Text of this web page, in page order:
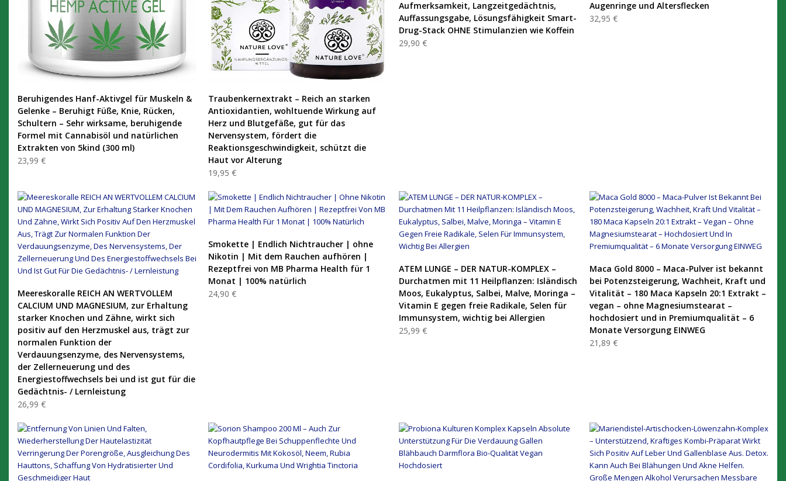
PRODUKT KAUFEN
Beruhigendes Hanf-Aktivgel für Muskeln &
Gelenke – Beruhigt Füße, Knie, Rücken,
Schultern – Sehr wirksame, beruhigende
Formel mit Cannabisöl und natürlichen
Extrakten von 5kind (300 ml)
23,99 €
PRODUKT KAUFEN
Traubenkernextrakt – Reich an starken
Antioxidantien, wohltuende Wirkung auf
Herz und Blutgefäße, gut für das
Nervensystem, fördert die
Reaktionsgeschwindigkeit, schützt die
Haut vor Alterung
19,95 €
Aufmerksamkeit, Langzeitgedächtnis,
Auffassungsgabe, Lösungsfähigkeit Smart-
Drug-Stack OHNE Stimulanzien wie Koffein
29,90 €
Augenringe und Altersflecken
32,95 €
PRODUKT KAUFEN
Meereskoralle REICH AN WERTVOLLEM
CALCIUM UND MAGNESIUM, zur Erhaltung
starker Knochen und Zähne, wirkt sich
positiv auf den Herzmuskel aus, trägt zur
normalen Funktion der
Verdauungsenzyme, des Nervensystems,
der Zellerneuerung und des
Energiestoffwechsels bei und ist gut für die
Gedächtnis- / Lernleistung
26,99 €
PRODUKT KAUFEN
Smokette | Endlich Nichtraucher | ohne
Nikotin | Mit dem Rauchen aufhören |
Rezeptfrei von MB Pharma Health für 1
Monat | 100% natürlich
24,90 €
PRODUKT KAUFEN
ATEM LUNGE – DER NATUR-KOMPLEX –
Durchatmen mit 11 Heilpflanzen: Isländisch
Moos, Eukalyptus, Salbei, Malve, Moringa –
Vitamin E gegen freie Radikale, Selen für
Immunsystem, wichtig bei Allergien
25,99 €
PRODUKT KAUFEN
Maca Gold 8000 – Maca-Pulver ist bekannt
bei Potenzsteigerung, Wachheit, Kraft und
Vitalität – 180 Maca Kapseln 20:1 Extrakt –
vegan – ohne Magnesiumstearat –
hochdosiert und in Premiumqualität – 6
Monate Versorgung EINWEG
21,89 €